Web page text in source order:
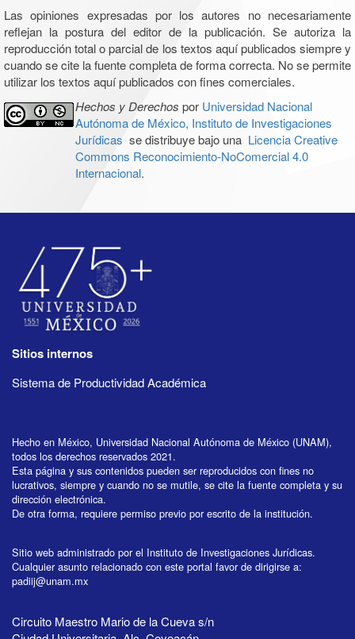
Las opiniones expresadas por los autores no necesariamente
reflejan la postura del editor de la publicación. Se autoriza la
reproducción total o parcial de los textos aquí publicados siempre y
cuando se cite la fuente completa de forma correcta. No se permite
utilizar los textos aquí publicados con fines comerciales.
Hechos y Derechos por Universidad Nacional
Autónoma de México, Instituto de Investigaciones
Jurídicas se distribuye bajo una Licencia Creative
Commons Reconocimiento-NoComercial 4.0
Internacional.
Sitios internos
Sistema de Productividad Académica
Hecho en México, Universidad Nacional Autónoma de México (UNAM),
todos los derechos reservados 2021.
Esta página y sus contenidos pueden ser reproducidos con fines no
lucrativos, siempre y cuando no se mutile, se cite la fuente completa y su
dirección electrónica.
De otra forma, requiere permiso previo por escrito de la institución.
Sitio web administrado por el Instituto de Investigaciones Jurídicas.
Cualquier asunto relacionado con este portal favor de dirigirse a:
padiij@unam.mx
Circuito Maestro Mario de la Cueva s/n